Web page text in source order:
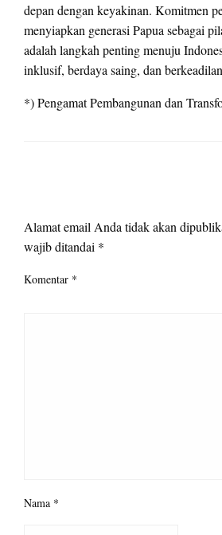
depan dengan keyakinan. Komitmen
menyiapkan generasi Papua sebagai
adalah langkah penting menuju
inklusif, berdaya saing, dan
*) Pengamat Pembangunan dan
Alamat email Anda tidak akan
wajib ditandai *
Komentar *
Nama *